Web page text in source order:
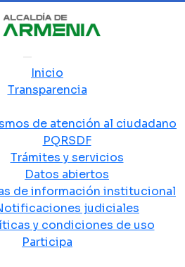
Inicio
Transparencia
de atención al ciudadano
PQRSDF
Trámites y servicios
Datos abiertos
de información institucional
judiciales
y condiciones de uso
Participa